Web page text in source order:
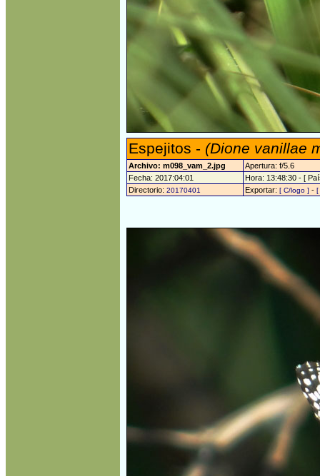
Espejitos - (Dione vanillae
Archivo: m098_vam_2.jpg
Apertura: f/5.6
Fecha: 2017:04:01
Hora: 13:48:30 - [
Directorio: 20170401 Exportar: [ C/logo ] - [